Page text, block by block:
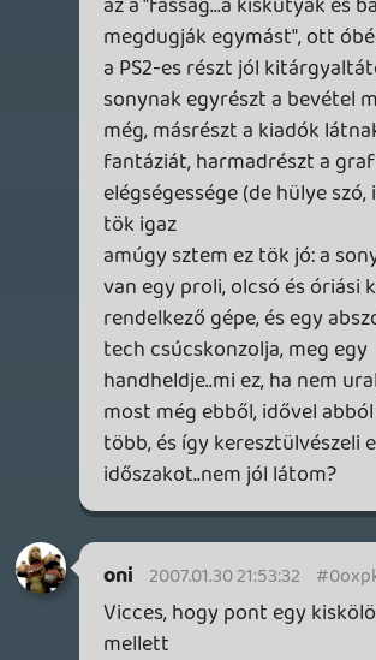
Madroy 2007.01.30 18:40:55
antaru 2007.01.30 19:19:07 #0oxpd
Atyaég, srácok! Nem nagyon vettem részt
ebben a podcastben sem, és egyetértek
azzal, hogy a csúnya beszéd nem szép
(különben nem lenne csúnya: ), de
erőltetettnek nevezni?
Higgyétek el, ez néha még kicsit
visszafogott is.
liquid 2007.01.30 18:56:05 #0oxpc
Mert én végzem a munka oroszlánrészét:
én üvöltök 🙂
Madroy 2007.01.30 18:39:30
Madroy 2007.01.30 18:40:55 #0oxpb
Amúgy yoshit tényleg meg lehet kúrni? :)))
2007.01.30 18:39:30
beszélt, viszont ő rendesen szétordította a
mikrofont:)), máskor szólj rá a kollégákra,